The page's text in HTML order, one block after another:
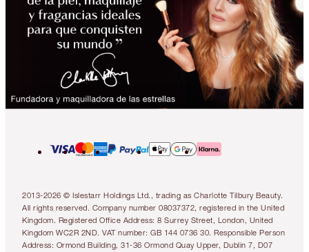
2013-2026 © Islestarr Holdings Ltd., trading as Charlotte Tilbury Beauty.
All rights reserved. Company number 08037372, registered in the United
Kingdom. Registered Office Address: 8 Surrey Street, London, United
Kingdom WC2R 2ND. VAT number: GB 144 0736 30. Responsible Person
Address: Ormond Building, 31-36 Ormond Quay Upper, Dublin 7, D07